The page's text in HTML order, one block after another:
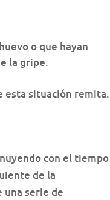
o que hayan
la gripe.
esta situación remita.
con el tiempo
de la
una serie de